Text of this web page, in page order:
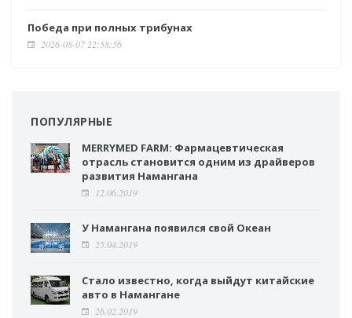
Победа при полных трибунах
2026-08-07 22:58:56
ПОПУЛЯРНЫЕ
MERRYMED FARM: Фармацевтическая
отрасль становится одним из драйверов
развития Намангана
12.06.2019
У Намангана появился свой Океан
25.04.2019
Стало известно, когда выйдут китайские
авто в Намангане
26.02.2019